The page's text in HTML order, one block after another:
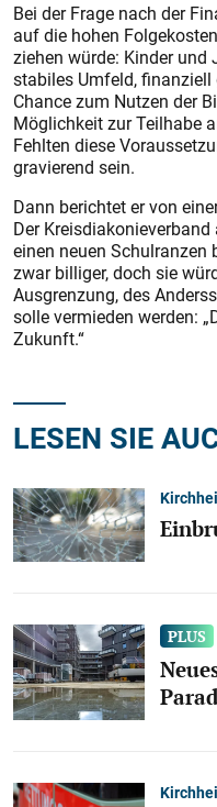
Bei der Frage nach der
auf die hohen
ziehen würde: Kinder
stabiles Umfeld, finanziell
Chance zum Nutzen der
Möglichkeit zur Teilhabe
Fehlten diese
gravierend sein.
Dann berichtet er von
Der
einen neuen Schulranzen
zwar billiger, doch sie
Ausgrenzung, des
solle vermieden werden:
Zukunft.“
LESEN SIE